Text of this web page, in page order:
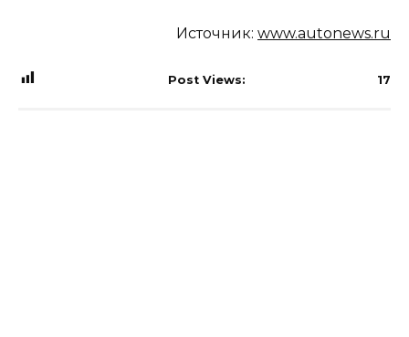
Источник: www.autonews.ru
Post Views: 17